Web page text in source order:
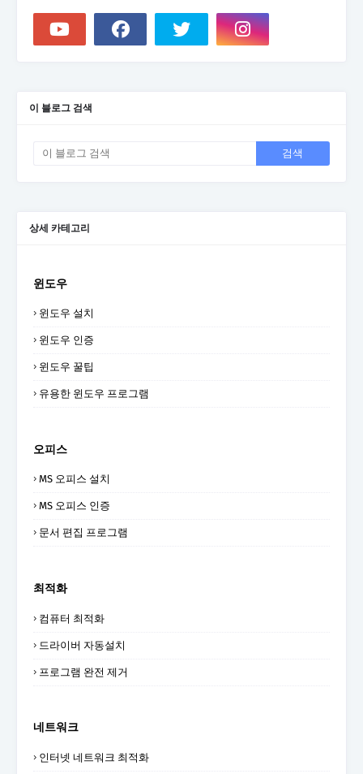
이 블로그 검색
상세 카테고리
윈도우
윈도우 설치
윈도우 인증
윈도우 꿀팁
유용한 윈도우 프로그램
오피스
MS 오피스 설치
MS 오피스 인증
문서 편집 프로그램
최적화
컴퓨터 최적화
드라이버 자동설치
프로그램 완전 제거
네트워크
인터넷 네트워크 최적화